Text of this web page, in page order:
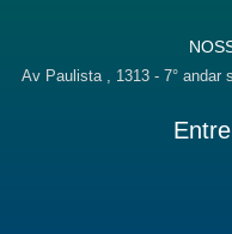
Av Paulista , 1313 - 7° andar